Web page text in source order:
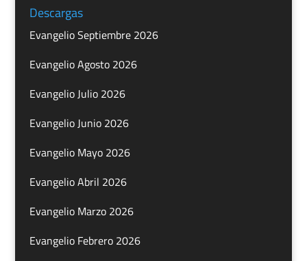
Descargas
Evangelio Septiembre 2026
Evangelio Agosto 2026
Evangelio Julio 2026
Evangelio Junio 2026
Evangelio Mayo 2026
Evangelio Abril 2026
Evangelio Marzo 2026
Evangelio Febrero 2026